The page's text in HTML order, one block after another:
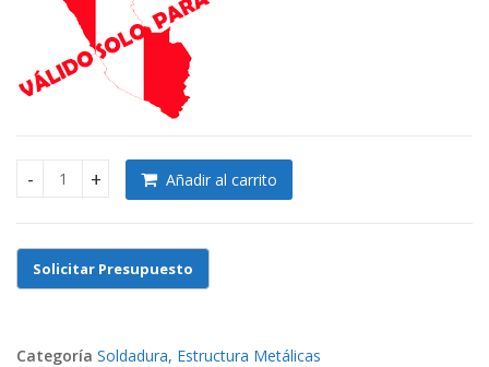
ANDAMIOS DE METAL,SOLDADURA A MEDIDA quantity
Añadir al carrito
Categoría Soldadura, Estructura Metálicas